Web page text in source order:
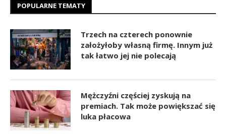
POPULARNE TEMATY
Trzech na czterech ponownie
założyłoby własną firmę. Innym już
tak łatwo jej nie polecają
Mężczyźni częściej zyskują na
premiach. Tak może powiększać się
luka płacowa